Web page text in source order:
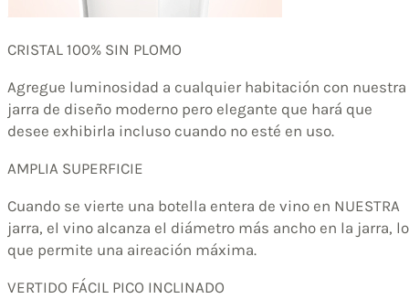
CRISTAL 100% SIN PLOMO
Agregue luminosidad a cualquier habitación con nuestra
jarra de diseño moderno pero elegante que hará que
desee exhibirla incluso cuando no esté en uso.
AMPLIA SUPERFICIE
Cuando se vierte una botella entera de vino en NUESTRA
jarra, el vino alcanza el diámetro más ancho en la jarra, lo
que permite una aireación máxima.
VERTIDO FÁCIL PICO INCLINADO